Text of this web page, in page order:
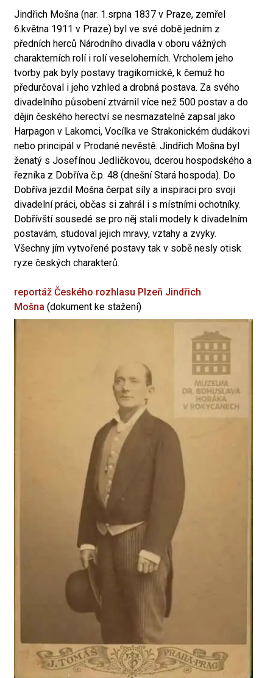
Jindřich Mošna (nar. 1.srpna 1837 v Praze, zemřel
6.května 1911 v Praze) byl ve své době jedním z
předních herců Národního divadla v oboru vážných
charakterních rolí i rolí veseloherních. Vrcholem jeho
tvorby pak byly postavy tragikomické, k čemuž ho
předurčoval i jeho vzhled a drobná postava. Za svého
divadelního působení ztvárnil více než 500 postav a do
dějin českého herectví se nesmazatelně zapsal jako
Harpagon v Lakomci, Vocílka ve Strakonickém dudákovi
nebo principál v Prodané nevěstě. Jindřich Mošna byl
ženatý s Josefínou Jedličkovou, dcerou hospodského a
řezníka z Dobříva č.p. 48 (dnešní Stará hospoda). Do
Dobříva jezdil Mošna čerpat síly a inspiraci pro svoji
divadelní práci, občas si zahrál i s místními ochotníky.
Dobřívští sousedé se pro něj stali modely k divadelním
postavám, studoval jejich mravy, vztahy a zvyky.
Všechny jím vytvořené postavy tak v sobě nesly otisk
ryze českých charakterů.
reportáž Českého rozhlasu Plzeň Jindřich
Mošna (dokument ke stažení)